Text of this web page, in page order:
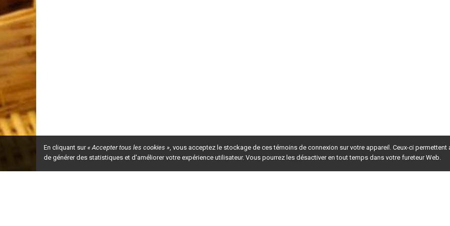
En cliquant sur« Accepter tous les cookies », vous acceptez le stockage de ces témoins de connexion sur votre appareil. Ceux-ci permettent
de générer des statistiques et d'améliorer votre expérience utilisateur. Vous pourrez les désactiver en tout temps dans votre fureteur Web.